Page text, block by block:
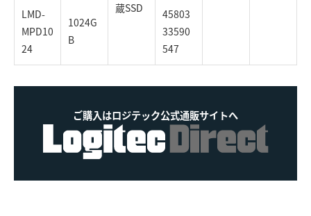
蔵SSD
LMD-
MPD10
24
1024G
B
45803
33590
547
ご購入はロジテック公式通販サイトへ